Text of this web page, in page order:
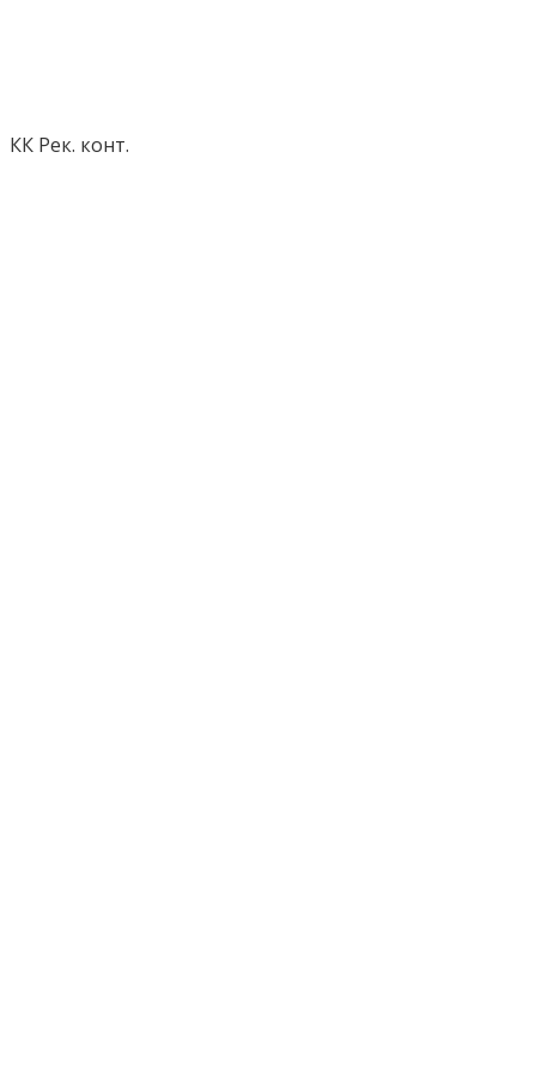
КК Рек. конт.